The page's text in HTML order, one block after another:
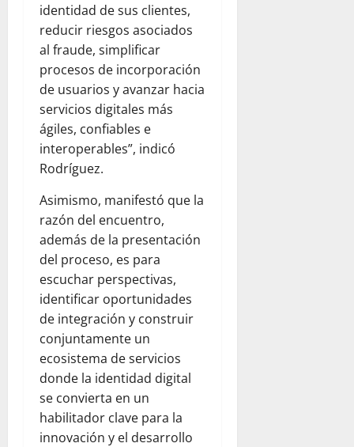
identidad de sus clientes,
reducir riesgos asociados
al fraude, simplificar
procesos de incorporación
de usuarios y avanzar hacia
servicios digitales más
ágiles, confiables e
interoperables”, indicó
Rodríguez.
Asimismo, manifestó que la
razón del encuentro,
además de la presentación
del proceso, es para
escuchar perspectivas,
identificar oportunidades
de integración y construir
conjuntamente un
ecosistema de servicios
donde la identidad digital
se convierta en un
habilitador clave para la
innovación y el desarrollo